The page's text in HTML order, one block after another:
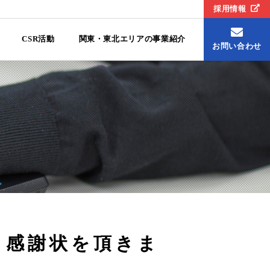
CSR活動 関東・東北エリアの事業紹介
採用情報
お問い合わせ
謝状を頂きま